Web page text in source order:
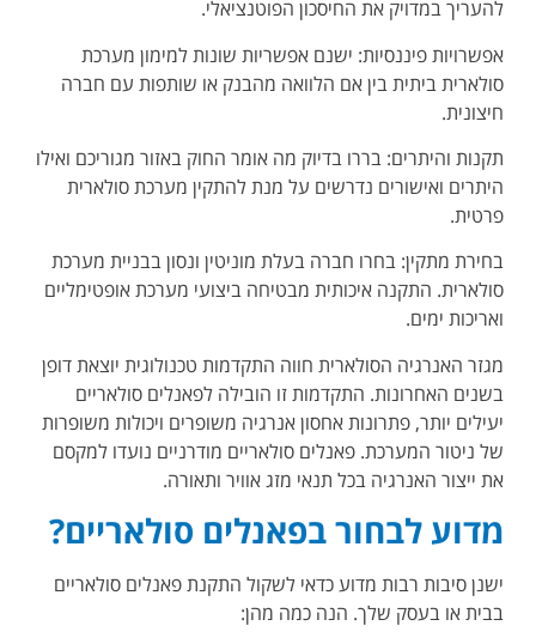
להעריך במדויק את החיסכון הפוטנציאלי.
אפשרויות פיננסיות: ישנם אפשריות שונות למימון מערכת
סולארית ביתית בין אם הלוואה מהבנק או שותפות עם חברה
חיצונית.
תקנות והיתרים: בררו בדיוק מה אומר החוק באזור מגוריכם ואילו
היתרים ואישורים נדרשים על מנת להתקין מערכת סולארית
פרטית.
בחירת מתקין: בחרו חברה בעלת מוניטין ונסון בבניית מערכת
סולארית. התקנה איכותית מבטיחה ביצועי מערכת אופטימליים
ואריכות ימים.
מגזר האנרגיה הסולארית חווה התקדמות טכנולוגית יוצאת דופן
בשנים האחרונות. התקדמות זו הובילה לפאנלים סולאריים
יעילים יותר, פתרונות אחסון אנרגיה משופרים ויכולות משופרות
של ניטור המערכת. פאנלים סולאריים מודרניים נועדו למקסם
את ייצור האנרגיה בכל תנאי מזג אוויר ותאורה.
מדוע לבחור בפאנלים סולאריים?
ישנן סיבות רבות מדוע כדאי לשקול התקנת פאנלים סולאריים
בבית או בעסק שלך. הנה כמה מהן: